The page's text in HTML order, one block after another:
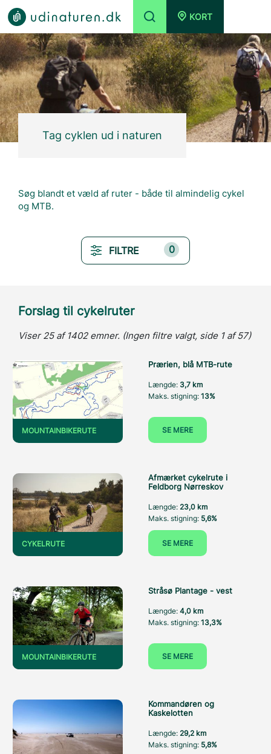
KORT
Tag cyklen ud i naturen
Søg blandt et væld af ruter - både til almindelig cykel
og MTB.
FILTRE 0
Forslag til cykelruter
Viser 25 af 1402 emner. (Ingen filtre valgt, side 1 af 57)
MOUNTAINBIKERUTE
Prærien, blå MTB-rute
Længde: 3,7 km
Maks. stigning: 13%
SE MERE
CYKELRUTE
Afmærket cykelrute i
Feldborg Nørreskov
Længde: 23,0 km
Maks. stigning: 5,6%
SE MERE
MOUNTAINBIKERUTE
Stråsø Plantage - vest
Længde: 4,0 km
Maks. stigning: 13,3%
SE MERE
Kommandøren og
Kaskelotten
Længde: 29,2 km
Maks. stigning: 5,8%